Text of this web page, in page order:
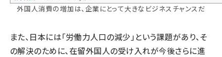
外国人消費の増加は、企業にとって大きなビジネスチャンスだ
また、日本には「労働力人口の減少」という課題があり、そ
の解決のために、在留外国人の受け入れが今後さらに進